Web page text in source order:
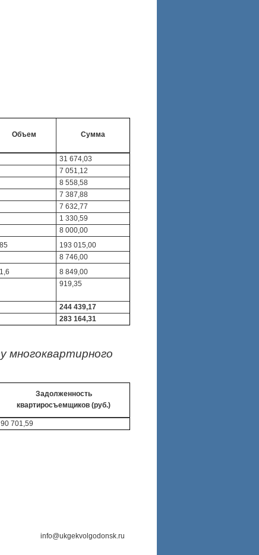
Объем Сумма
31 674,03
7 051,12
8 558,58
7 387,88
7 632,77
1 330,59
8 000,00
193 015,00
8 746,00
8 849,00
919,35
244 439,17
283 164,31
Задолженность
квартиросъемщиков (руб.)
90 701,59
info@ukgekvolgodonsk.ru